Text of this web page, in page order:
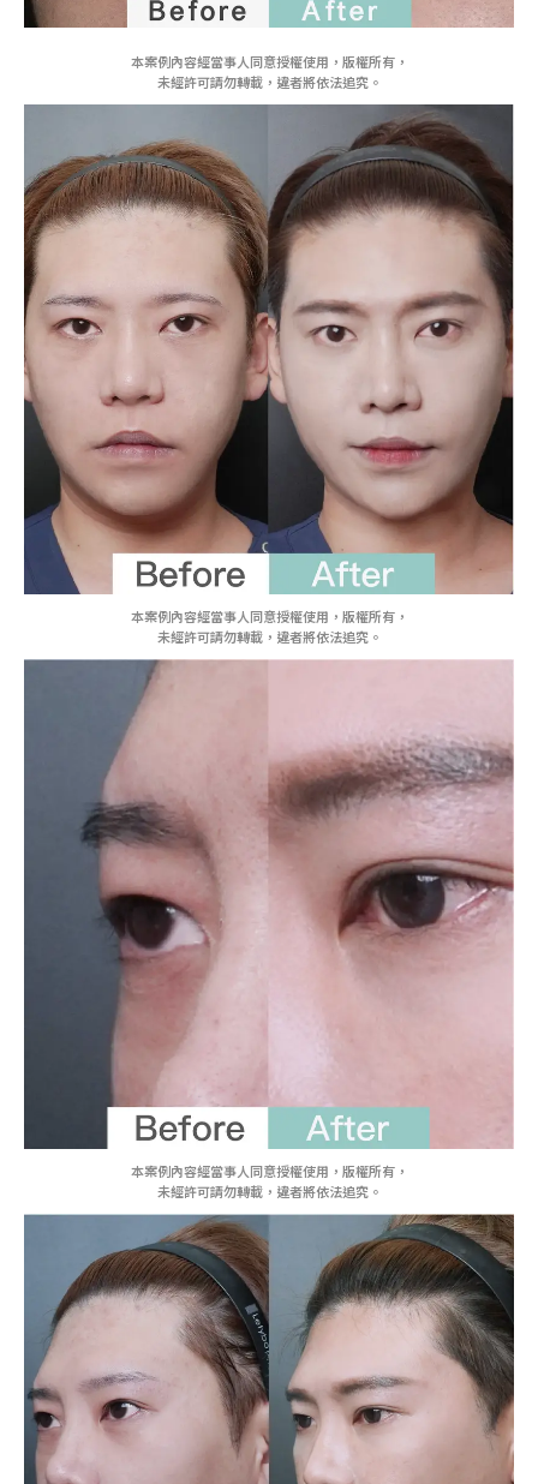
本案例內容經當事人同意授權使用，版權所有，
未經許可請勿轉載，違者將依法追究。
本案例內容經當事人同意授權使用，版權所有，
未經許可請勿轉載，違者將依法追究。
本案例內容經當事人同意授權使用，版權所有，
未經許可請勿轉載，違者將依法追究。